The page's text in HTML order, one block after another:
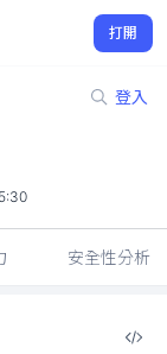
打開
登入
安全性分析